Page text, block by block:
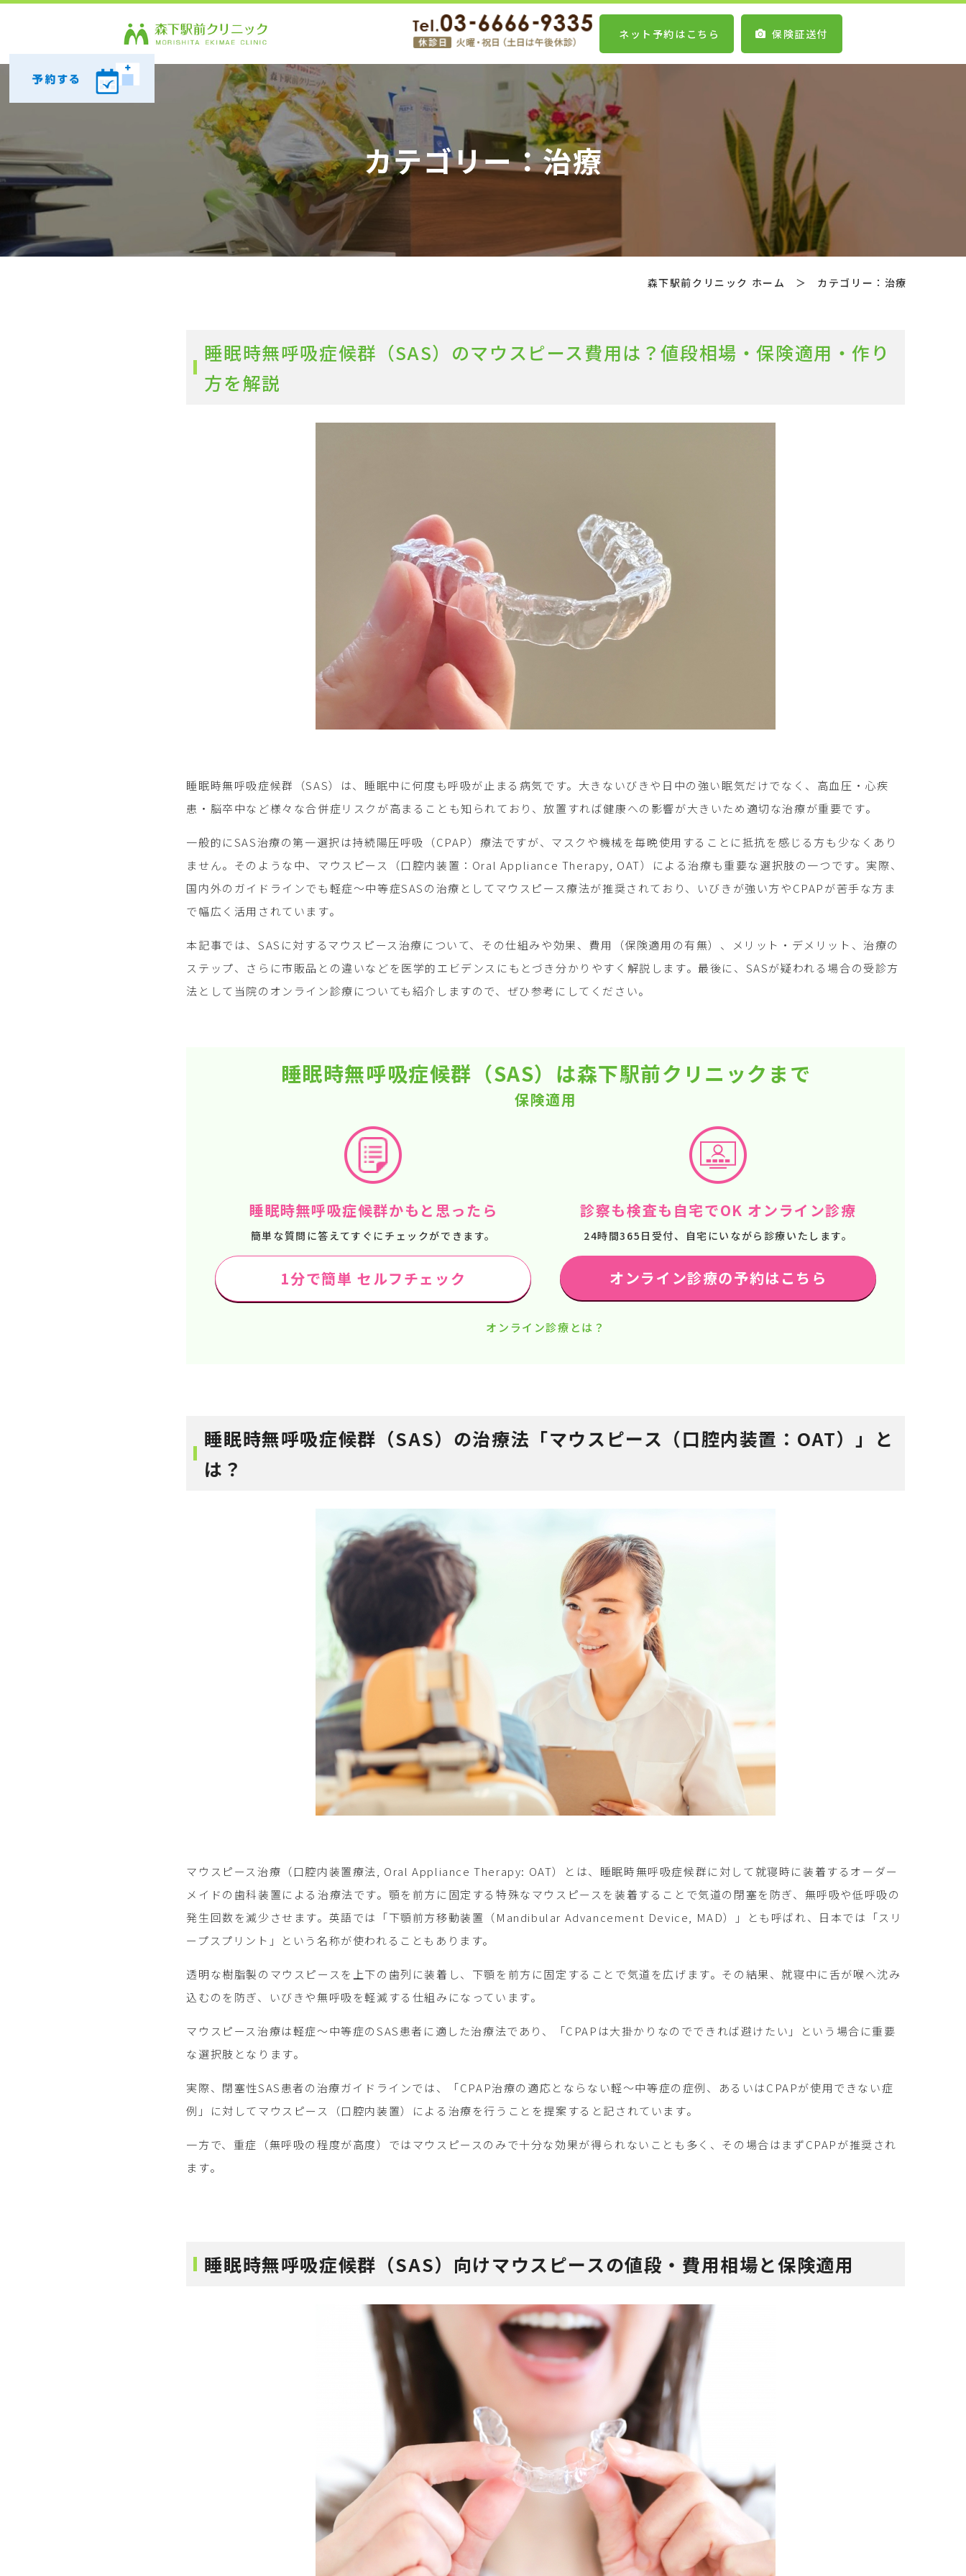
ネット予約はこちら 保険証送付
カテゴリー：治療
森下駅前クリニック ホーム ＞ カテゴリー：治療
睡眠時無呼吸症候群（SAS）のマウスピース費用は？値段相場・保険適用・作り
方を解説
睡眠時無呼吸症候群（SAS）は、睡眠中に何度も呼吸が止まる病気です。大きないびきや日中の強い眠気だけでなく、高血圧・心疾
患・脳卒中など様々な合併症リスクが高まることも知られており、放置すれば健康への影響が大きいため適切な治療が重要です。
一般的にSAS治療の第一選択は持続陽圧呼吸（CPAP）療法ですが、マスクや機械を毎晩使用することに抵抗を感じる方も少なくあり
ません。そのような中、マウスピース（口腔内装置：Oral Appliance Therapy, OAT）による治療も重要な選択肢の一つです。実際、
国内外のガイドラインでも軽症～中等症SASの治療としてマウスピース療法が推奨されており、いびきが強い方やCPAPが苦手な方ま
で幅広く活用されています。
本記事では、SASに対するマウスピース治療について、その仕組みや効果、費用（保険適用の有無）、メリット・デメリット、治療の
ステップ、さらに市販品との違いなどを医学的エビデンスにもとづき分かりやすく解説します。最後に、SASが疑われる場合の受診方
法として当院のオンライン診療についても紹介しますので、ぜひ参考にしてください。
睡眠時無呼吸症候群（SAS）は森下駅前クリニックまで
保険適用
睡眠時無呼吸症候群かもと思ったら
簡単な質問に答えてすぐにチェックができます。
1分で簡単 セルフチェック
診察も検査も自宅でOK オンライン診療
24時間365日受付、自宅にいながら診療いたします。
オンライン診療の予約はこちら
オンライン診療とは？
睡眠時無呼吸症候群（SAS）の治療法「マウスピース（口腔内装置：OAT）」と
は？
マウスピース治療（口腔内装置療法, Oral Appliance Therapy: OAT）とは、睡眠時無呼吸症候群に対して就寝時に装着するオーダー
メイドの歯科装置による治療法です。顎を前方に固定する特殊なマウスピースを装着することで気道の閉塞を防ぎ、無呼吸や低呼吸の
発生回数を減少させます。英語では「下顎前方移動装置（Mandibular Advancement Device, MAD）」とも呼ばれ、日本では「スリ
ープスプリント」という名称が使われることもあります。
透明な樹脂製のマウスピースを上下の歯列に装着し、下顎を前方に固定することで気道を広げます。その結果、就寝中に舌が喉へ沈み
込むのを防ぎ、いびきや無呼吸を軽減する仕組みになっています。
マウスピース治療は軽症～中等症のSAS患者に適した治療法であり、「CPAPは大掛かりなのでできれば避けたい」という場合に重要
な選択肢となります。
実際、閉塞性SAS患者の治療ガイドラインでは、「CPAP治療の適応とならない軽～中等症の症例、あるいはCPAPが使用できない症
例」に対してマウスピース（口腔内装置）による治療を行うことを提案すると記されています。
一方で、重症（無呼吸の程度が高度）ではマウスピースのみで十分な効果が得られないことも多く、その場合はまずCPAPが推奨され
ます。
睡眠時無呼吸症候群（SAS）向けマウスピースの値段・費用相場と保険適用